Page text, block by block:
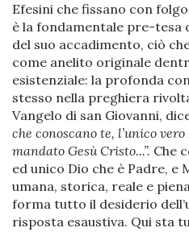
Efesini che fissano con
è la fondamentale pre-tesa
del suo accadimento, ciò
come anelito originale
esistenziale: la profonda
stesso nella preghiera
Vangelo di san Giovanni,
che conoscano te, l’unico
mandato Gesù Cristo...”. Che
ed unico Dio che è Padre, e
umana, storica, reale e
forma tutto il desiderio
risposta esaustiva. Qui sta